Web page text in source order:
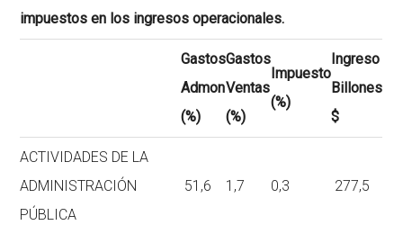
impuestos en los ingresos operacionales.
Gastos
Admon
(%)
Gastos
Ventas
(%)
Impuesto
(%)
Ingreso
Billones
$
ACTIVIDADES DE LA
ADMINISTRACIÓN
PÚBLICA
51,6 1,7 0,3 277,5